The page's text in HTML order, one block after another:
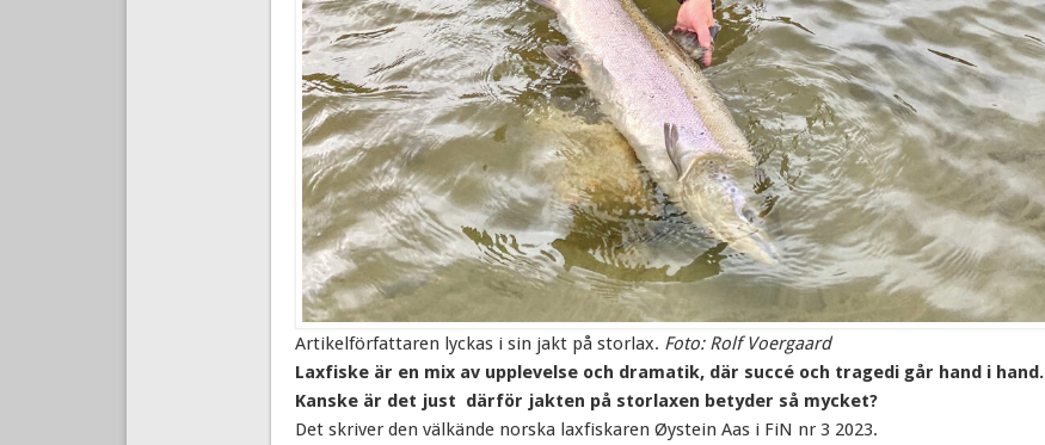
Artikelförfattaren lyckas i sin jakt på storlax. Foto: Rolf Voergaard
Laxfiske är en mix av upplevelse och dramatik, där succé och tragedi går hand i hand.
Kanske är det just därför jakten på storlaxen betyder så mycket?
Det skriver den välkände norska laxfiskaren Øystein Aas i FiN nr 3 2023.